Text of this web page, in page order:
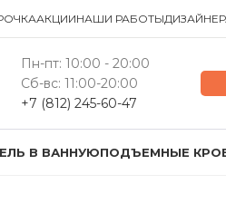
АКЦИИНАШИ РАБОТЫ
Пн-пт: 10:00 - 20:00
Сб-вс: 11:00-20:00
+7 (812) 245-60-47
В ВАННУЮПОДЪЕМНЫЕ